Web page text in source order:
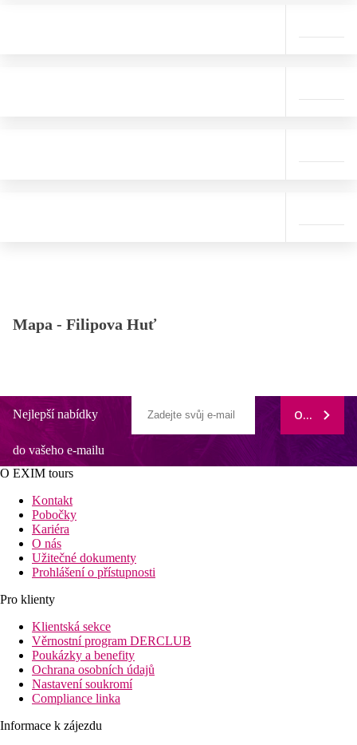
Mapa - Filipova Huť
Nejlepší nabídky
do vašeho e-mailu
ODEBÍRAT
O EXIM tours
Kontakt
Pobočky
Kariéra
O nás
Užitečné dokumenty
Prohlášení o přístupnosti
Pro klienty
Klientská sekce
Věrnostní program DERCLUB
Poukázky a benefity
Ochrana osobních údajů
Nastavení soukromí
Compliance linka
Informace k zájezdu